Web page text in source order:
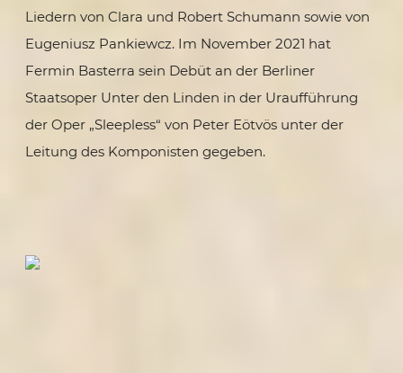
Liedern von Clara und Robert Schumann sowie von
Eugeniusz Pankiewcz. Im November 2021 hat
Fermin Basterra sein Debüt an der Berliner
Staatsoper Unter den Linden in der Uraufführung
der Oper „Sleepless“ von Peter Eötvös unter der
Leitung des Komponisten gegeben.